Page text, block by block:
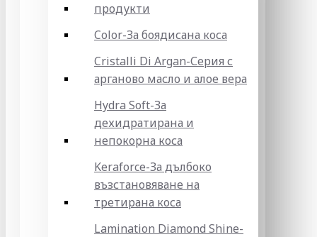
продукти
Color-За боядисана коса
Cristalli Di Argan-Серия с
арганово масло и алое вера
Hydra Soft-За
дехидратирана и
непокорна коса
Keraforce-За дълбоко
възстановяване на
третирана коса
Lamination Diamond Shine-